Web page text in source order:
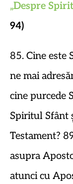
„Despre
94)
85. Cine este
ne mai
cine purcede
Spiritul Sfânt
Testament?
asupra
atunci cu